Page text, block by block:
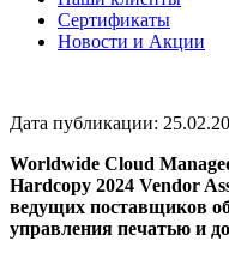
Сертификаты
Новости и Акции
Дата публикации:
Worldwide Cloud
Hardcopy 2024 Vendor
ведущих поставщиков
управления печатью и